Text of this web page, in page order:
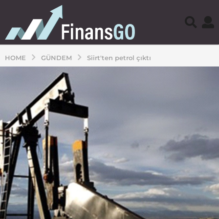
HOME GÜNDEM Siirt'ten petrol çıktı